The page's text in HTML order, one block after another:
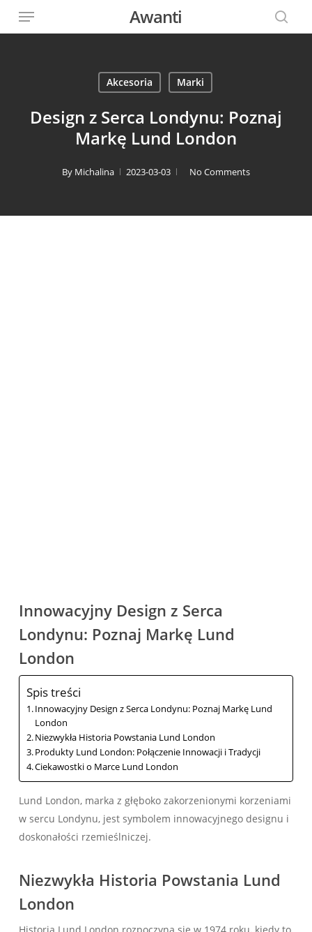
Awanti
Menu
Akcesoria Marki
Design z Serca Londynu: Poznaj
Markę Lund London
By Michalina 2023-03-03 No Comments
Innowacyjny Design z Serca
Londynu: Poznaj Markę Lund
London
Spis treści
Innowacyjny Design z Serca Londynu: Poznaj Markę Lund
London
Niezwykła Historia Powstania Lund London
Produkty Lund London: Połączenie Innowacji i Tradycji
Ciekawostki o Marce Lund London
Lund London, marka z głęboko zakorzenionymi korzeniami
w sercu Londynu, jest symbolem innowacyjnego designu i
doskonałości rzemieślniczej.
Niezwykła Historia Powstania Lund
London